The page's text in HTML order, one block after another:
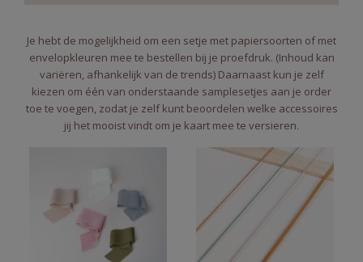
Je hebt de mogelijkheid om een setje met papiersoorten of met
envelopkleuren mee te bestellen bij je proefdruk. (Inhoud kan
variëren, afhankelijk van de trends) Daarnaast kun je zelf
kiezen om één van onderstaande samplesetjes aan je order
toe te voegen, zodat je zelf kunt beoordelen welke accessoires
jij het mooist vindt om je kaart mee te versieren.